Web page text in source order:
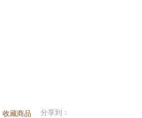
收藏商品 分享到：